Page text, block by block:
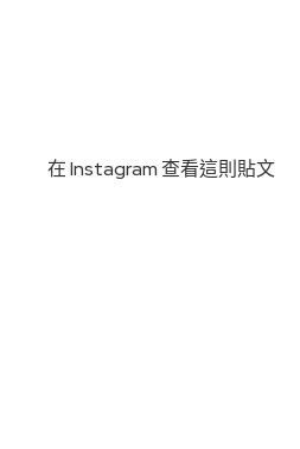
在 Instagram 查看這則貼文